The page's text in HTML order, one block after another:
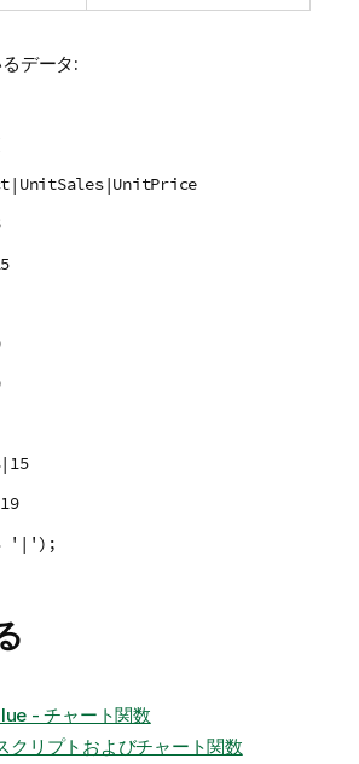
データ:
'|');
- チャート関数
クリプトおよびチャート関数